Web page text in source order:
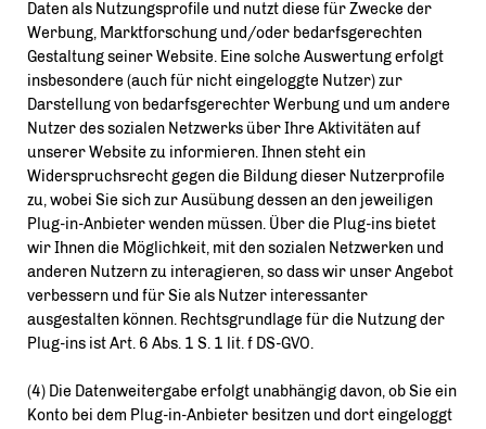
Daten als Nutzungsprofile und nutzt diese für Zwecke der
Werbung, Marktforschung und/oder bedarfsgerechten
Gestaltung seiner Website. Eine solche Auswertung erfolgt
insbesondere (auch für nicht eingeloggte Nutzer) zur
Darstellung von bedarfsgerechter Werbung und um andere
Nutzer des sozialen Netzwerks über Ihre Aktivitäten auf
unserer Website zu informieren. Ihnen steht ein
Widerspruchsrecht gegen die Bildung dieser Nutzerprofile
zu, wobei Sie sich zur Ausübung dessen an den jeweiligen
Plug-in-Anbieter wenden müssen. Über die Plug-ins bietet
wir Ihnen die Möglichkeit, mit den sozialen Netzwerken und
anderen Nutzern zu interagieren, so dass wir unser Angebot
verbessern und für Sie als Nutzer interessanter
ausgestalten können. Rechtsgrundlage für die Nutzung der
Plug-ins ist Art. 6 Abs. 1 S. 1 lit. f DS-GVO.
(4) Die Datenweitergabe erfolgt unabhängig davon, ob Sie ein
Konto bei dem Plug-in-Anbieter besitzen und dort eingeloggt